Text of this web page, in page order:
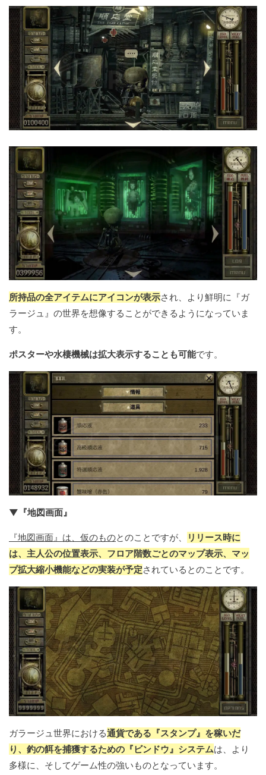
所持品の全アイテムにアイコンが表示され、より鮮明に『ガ
ラージュ』の世界を想像することができるようになっていま
す。
ポスターや水棲機械は拡大表示することも可能です。
▼『地図画面』
『地図画面』は、仮のものとのことですが、
リリース時に
は、主人公の位置表示、フロア階数ごとのマップ表示、マッ
プ拡大縮小機能などの実装が予定されているとのことです。
ガラージュ世界における通貨である『スタンプ』を稼いだ
り、釣の餌を捕獲するための『ビンドウ』システムは、より
多様に、そしてゲーム性の強いものとなっています。